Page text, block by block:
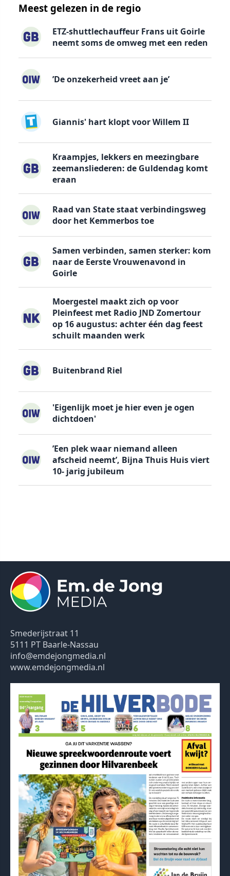
Meest gelezen in de regio
ETZ-shuttlechauffeur Frans uit Goirle
neemt soms de omweg met een reden
’De onzekerheid vreet aan je’
Giannis' hart klopt voor Willem II
Kraampjes, lekkers en meezingbare
zeemansliederen: de Guldendag komt
eraan
Raad van State staat verbindingsweg
door het Kemmerbos toe
Samen verbinden, samen sterker: kom
naar de Eerste Vrouwenavond in
Goirle
Moergestel maakt zich op voor
Pleinfeest met Radio JND Zomertour
op 16 augustus: achter één dag feest
schuilt maanden werk
Buitenbrand Riel
'Eigenlijk moet je hier even je ogen
dichtdoen'
’Een plek waar niemand alleen
afscheid neemt’, Bijna Thuis Huis viert
10- jarig jubileum
Smederijstraat 11
5111 PT Baarle-Nassau
info@emdejongmedia.nl
www.emdejongmedia.nl